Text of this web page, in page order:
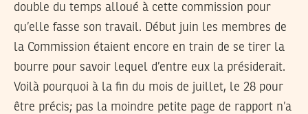
double du temps alloué à cette commission pour
qu’elle fasse son travail. Début juin les membres de
la Commission étaient encore en train de se tirer la
bourre pour savoir lequel d’entre eux la présiderait.
Voilà pourquoi à la fin du mois de juillet, le 28 pour
être précis; pas la moindre petite page de rapport n’a